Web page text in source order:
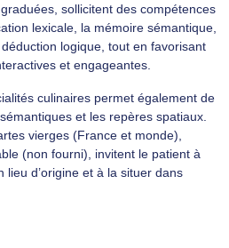
sollicitent des compétences
lexicale, la mémoire sémantique,
logique, tout en favorisant
et engageantes.
culinaires permet également de
et les repères spatiaux.
vierges (France et monde),
(non fourni), invitent le patient à
lieu d’origine et à la situer dans